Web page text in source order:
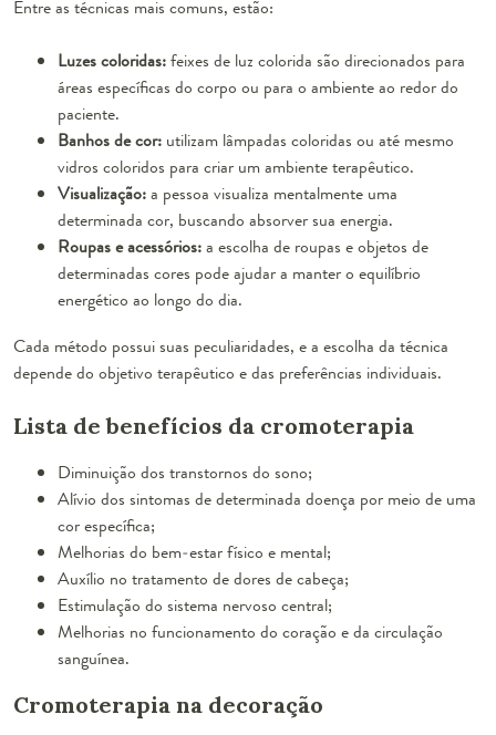
Entre as técnicas mais comuns, estão:
Luzes coloridas:feixes de luz colorida são direcionados para
áreas específicas do corpo ou para o ambiente ao redor do
paciente.
Banhos de cor: utilizam lâmpadas coloridas ou até mesmo
vidros coloridos para criar um ambiente terapêutico.
Visualização:a pessoa visualiza mentalmente uma
determinada cor, buscando absorver sua energia.
Roupas e acessórios:a escolha de roupas e objetos de
determinadas cores pode ajudar a manter o equilíbrio
energético ao longo do dia.
Cada método possui suas peculiaridades, e a escolha da técnica
depende do objetivo terapêutico e das preferências individuais.
Lista de benefícios da cromoterapia
Diminuição dos transtornos do sono;
Alívio dos sintomas de determinada doença por meio de uma
cor específica;
Melhorias do bem-estar físico e mental;
Auxílio no tratamento de dores de cabeça;
Estimulação do sistema nervoso central;
Melhorias no funcionamento do coração e da circulação
sanguínea.
Cromoterapia na decoração